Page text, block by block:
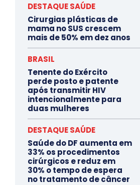
DESTAQUE SAÚDE
Cirurgias plásticas de
mama no SUS crescem
mais de 50% em dez anos
BRASIL
Tenente do Exército
perde posto e patente
após transmitir HIV
intencionalmente para
duas mulheres
DESTAQUE SAÚDE
Saúde do DF aumenta em
33% os procedimentos
cirúrgicos e reduz em
30% o tempo de espera
no tratamento de câncer